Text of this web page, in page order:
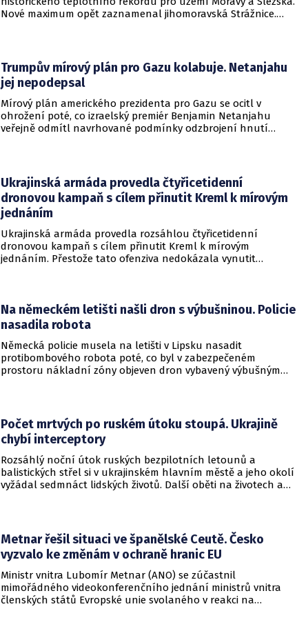
Nové maximum opět zaznamenal jihomoravská Strážnice.
Trumpův mírový plán pro Gazu kolabuje. Netanjahu
jej nepodepsal
Mírový plán amerického prezidenta pro Gazu se ocitl v
ohrožení poté, co izraelský premiér Benjamin Netanjahu
veřejně odmítl navrhované podmínky odzbrojení hnutí
Ukrajinská armáda provedla čtyřicetidenní
dronovou kampaň s cílem přinutit Kreml k mírovým
jednáním
Ukrajinská armáda provedla rozsáhlou čtyřicetidenní
dronovou kampaň s cílem přinutit Kreml k mírovým
jednáním. Přestože tato ofenziva nedokázala vynutit
Na německém letišti našli dron s výbušninou. Policie
nasadila robota
Německá policie musela na letišti v Lipsku nasadit
protibombového robota poté, co byl v zabezpečeném
prostoru nákladní zóny objeven dron vybavený výbušným
Počet mrtvých po ruském útoku stoupá. Ukrajině
chybí interceptory
Rozsáhlý noční útok ruských bezpilotních letounů a
balistických střel si v ukrajinském hlavním městě a jeho okolí
vyžádal sedmnáct lidských životů. Další oběti na životech a
Metnar řešil situaci ve španělské Ceutě. Česko
vyzvalo ke změnám v ochraně hranic EU
Ministr vnitra Lubomír Metnar (ANO) se zúčastnil
mimořádného videokonferenčního jednání ministrů vnitra
členských států Evropské unie svolaného v reakci na